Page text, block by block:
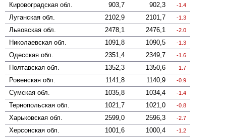
Кировоградская обл. 903,7 902,3 -1.4
Луганская обл. 2102,9 2101,7 -1.3
Львовская обл. 2478,1 2476,1 -2.0
Николаевская обл. 1091,8 1090,5 -1.3
Одесская обл. 2351,4 2349,7 -1.6
Полтавская обл. 1352,3 1350,6 -1.7
Ровенская обл. 1141,8 1140,9 -0.9
Сумская обл. 1035,8 1034,4 -1.4
Тернопольская обл. 1021,7 1021,0 -0.8
Харьковская обл. 2599,0 2596,3 -2.7
Херсонская обл. 1001,6 1000,4 -1.2